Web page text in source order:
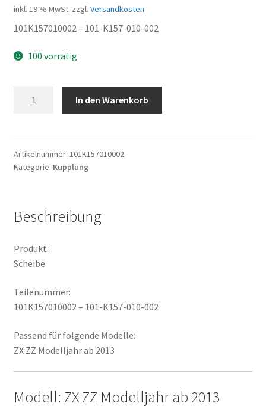
inkl. 19 % MwSt. zzgl. Versandkosten
101K157010002 – 101-K157-010-002
100 vorrätig
In den Warenkorb
Artikelnummer: 101K157010002
Kategorie: Kupplung
Beschreibung
Produkt:
Scheibe
Teilenummer:
101K157010002 – 101-K157-010-002
Passend für folgende Modelle:
ZX ZZ Modelljahr ab 2013
Modell: ZX ZZ Modelljahr ab 2013